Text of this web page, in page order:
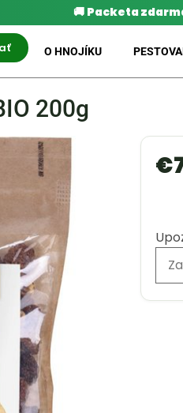
🚚 Packeta
O HNOJÍKU
200g
€